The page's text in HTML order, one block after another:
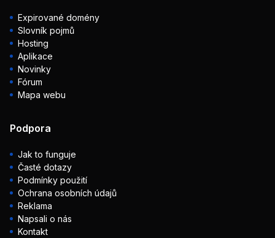
Expirované domény
Slovník pojmů
Hosting
Aplikace
Novinky
Fórum
Mapa webu
Podpora
Jak to funguje
Časté dotazy
Podmínky použití
Ochrana osobních údajů
Reklama
Napsali o nás
Kontakt